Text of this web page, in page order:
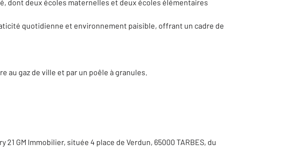
dont deux écoles maternelles et deux écoles élémentaires
quotidienne et environnement paisible, offrant un cadre de
au gaz de ville et par un poêle à granules.
GM Immobilier, située 4 place de Verdun, 65000 TARBES, du